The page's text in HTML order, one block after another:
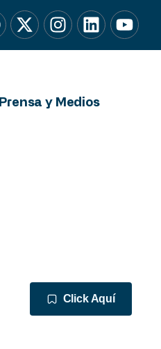
Prensa y Medios
Click Aquí